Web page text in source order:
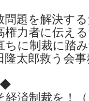
題を解決す
権力者に伝え
ちに制裁に踏
隆太郎救う会
経済制裁を！